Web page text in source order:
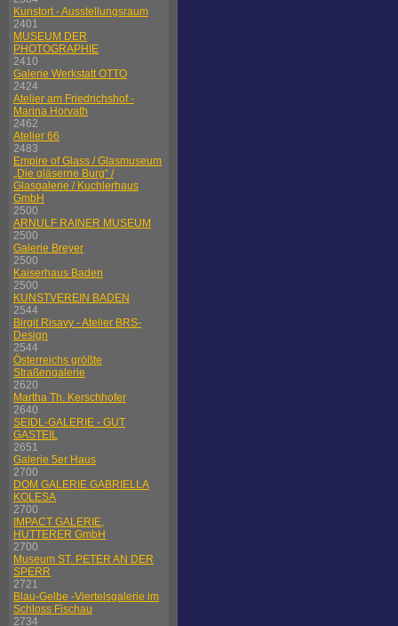
Kunstort - Ausstellungsraum
2401
MUSEUM DER
PHOTOGRAPHIE
2410
Galerie Werkstatt OTTO
2424
Atelier am Friedrichshof -
Marina Horvath
2462
Atelier 66
2483
Empire of Glass / Glasmuseum
„Die gläserne Burg“ /
Glasgalerie / Kuchlerhaus
GmbH
2500
ARNULF RAINER MUSEUM
2500
Galerie Breyer
2500
Kaiserhaus Baden
2500
KUNSTVEREIN BADEN
2544
Birgit Risavy - Atelier BRS-
Design
2544
Österreichs größte
Straßengalerie
2620
Martha Th. Kerschhofer
2640
SEIDL-GALERIE - GUT
GASTEIL
2651
Galerie 5er Haus
2700
DOM GALERIE GABRIELLA
KOLESA
2700
IMPACT GALERIE,
HUTTERER GmbH
2700
Museum ST. PETER AN DER
SPERR
2721
Blau-Gelbe -Viertelsgalerie im
Schloss Fischau
2734